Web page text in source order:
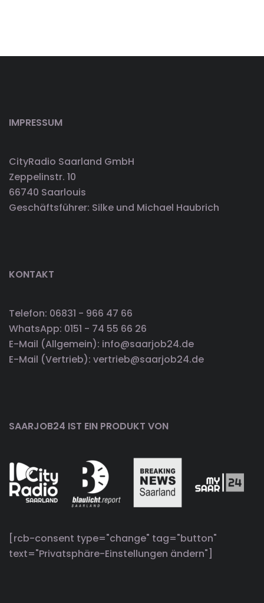
IMPRESSUM
CityRadio Saarland GmbH
Zeppelinstr. 10
66740 Saarlouis
Geschäftsführer: Silke und Michael Haubrich
KONTAKT
Telefon: 06831 - 966 47 66
WhatsApp: 0151 - 74 55 66 26
E-Mail (Allgemein): info@saarjob24.de
E-Mail (Vertrieb): vertrieb@saarjob24.de
SAARJOB24 IST EIN PRODUKT VON
[rcb-consent type="change" tag="button"
text="Privatsphäre-Einstellungen ändern"]